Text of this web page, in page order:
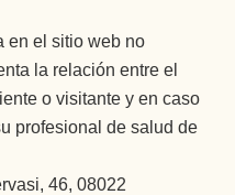
en el sitio web no
la relación entre el
o visitante y en caso
profesional de salud de
46, 08022